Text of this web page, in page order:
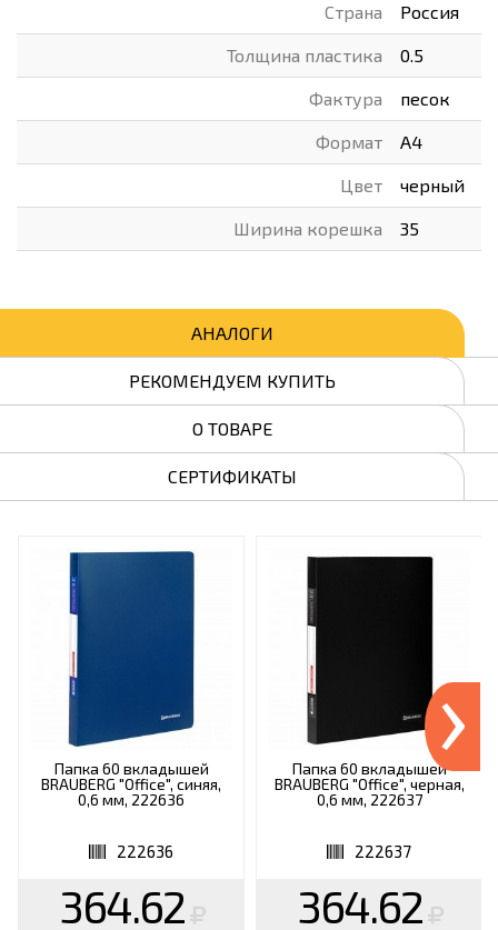
Страна Россия
Толщина пластика 0.5
Фактура песок
Формат А4
Цвет черный
Ширина корешка 35
АНАЛОГИ
РЕКОМЕНДУЕМ КУПИТЬ
О ТОВАРЕ
СЕРТИФИКАТЫ
Папка 60 вкладышей
BRAUBERG "Office", синяя,
0,6 мм, 222636
222636
364.62
Папка 60 вкладышей
BRAUBERG "Office", черная,
0,6 мм, 222637
222637
364.62
›